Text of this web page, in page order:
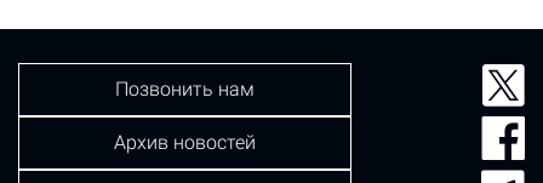
Позвонить нам
Архив новостей